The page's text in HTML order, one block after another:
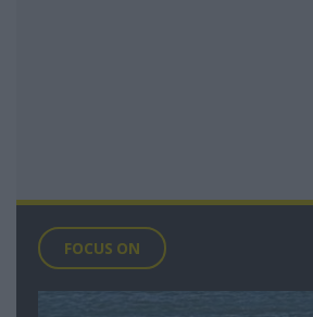
FOCUS ON